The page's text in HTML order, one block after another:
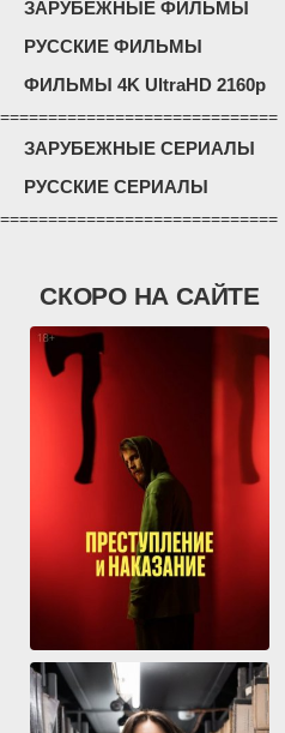
ЗАРУБЕЖНЫЕ ФИЛЬМЫ
РУССКИЕ ФИЛЬМЫ
ФИЛЬМЫ 4K UltraHD 2160p
=============================
ЗАРУБЕЖНЫЕ СЕРИАЛЫ
РУССКИЕ СЕРИАЛЫ
=============================
СКОРО НА САЙТЕ